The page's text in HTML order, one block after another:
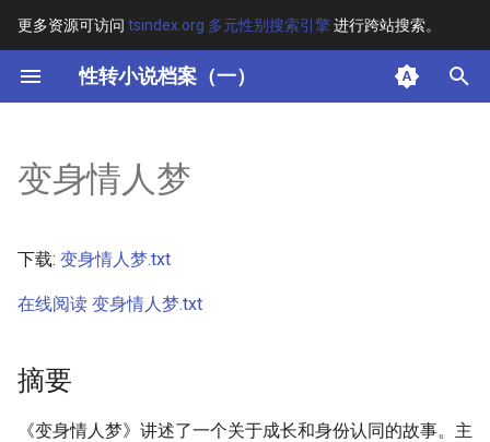
更多资源可访问 tsindex.org 多元性别搜索引擎进行跨站搜索。
性转小说档案（一）
键
开
搜
索
其他信息 [Processed Page
变身情人梦
下载: 变身情人梦.txt
在线阅读 变身情人梦.txt
摘要
《变身情人梦》讲述了一个关于成长和身份认同的故事。主